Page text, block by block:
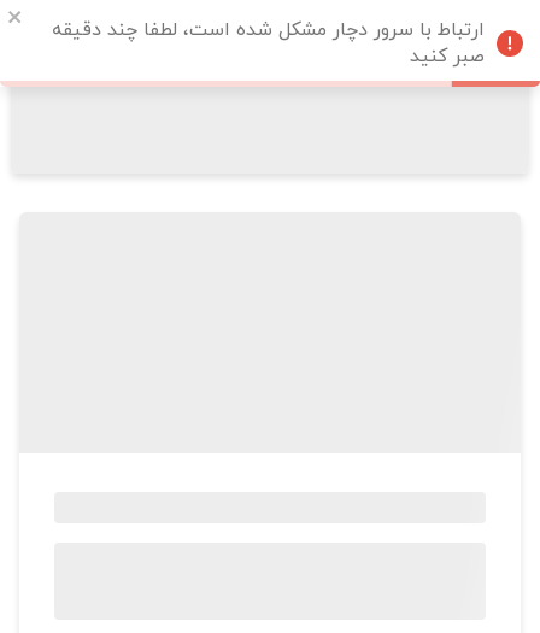
ارتباط با سرور دچار مشکل شده است، لطفا چند دقیقه
صبر کنید